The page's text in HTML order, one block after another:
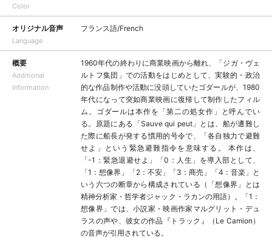
Color
オリジナル音声
Language
フランス語/French
概要
Additional
Information
1960年代の終わりに商業映画から離れ、「ジガ・ヴェ
ルトフ集団」での活動をはじめとして、実験的・政治
的な作品制作や活動に没頭していたゴダールが、1980
年代になって突如商業映画に復帰して制作したフィル
ム。ゴダールは本作を「第二の処女作」と呼んでい
る。原題にある「Sauve qui peut」とは、船が遭難し
た際に船長が発する慣用的号令で、「各自独力で避難
せよ」という緊急避難指令を意味する。 本作は、
「-1：緊急退避せよ」「0：人生」を導入部として、
「1：想像界」「2：不安」「3：商売」「4：音楽」と
いう六つの断章から構成されている（「想像界」とは
精神分析家・哲学者ジャック・ラカンの用語）。「1：
想像界」では、小説家・映画作家マルグリット・デュ
ラスの声や、彼女の作品『トラック』（Le Camion）
の音声が引用されている。